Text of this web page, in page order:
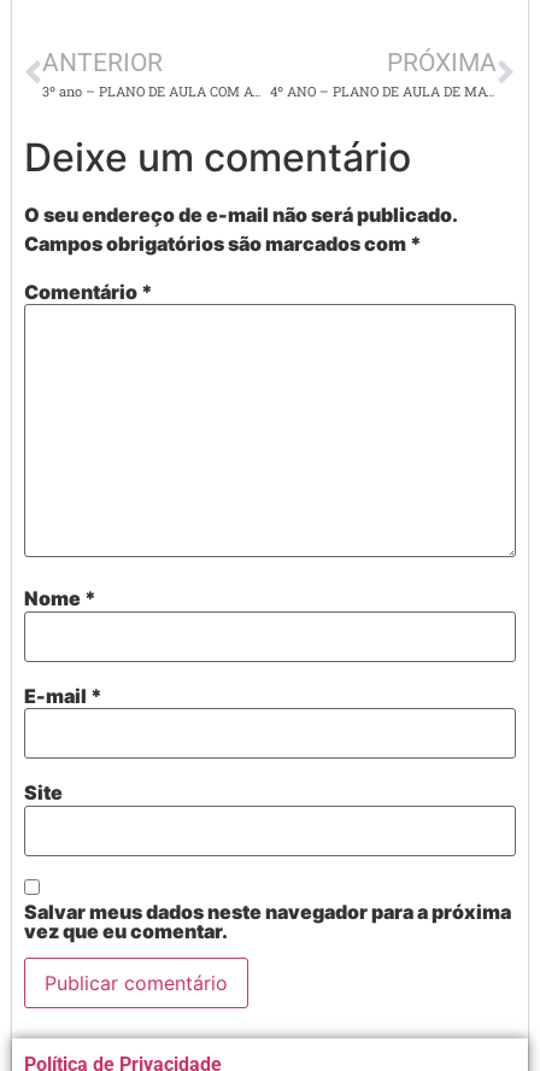
ANTERIOR
3º ano – PLANO DE AULA COM ATIVIDADES DE CIÊNCIAS – ANIMAIS VERTEBRADOS E INVERTEBRADOS
PRÓXIMA
4º ANO – PLANO DE AULA DE MATEMÁTICA – FRAÇÕES
Deixe um comentário
O seu endereço de e-mail não será publicado.
Campos obrigatórios são marcados com *
Comentário *
Nome *
E-mail *
Site
Salvar meus dados neste navegador para a próxima
vez que eu comentar.
Alternative:
Política de Privacidade